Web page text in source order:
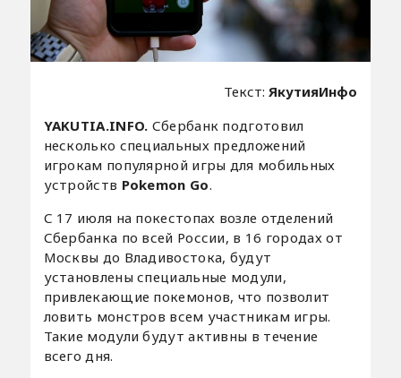
Текст: ЯкутияИнфо
YAKUTIA.INFO. Сбербанк подготовил
несколько специальных предложений
игрокам популярной игры для мобильных
устройств Pokemon Go.
С 17 июля на покестопах возле отделений
Сбербанка по всей России, в 16 городах от
Москвы до Владивостока, будут
установлены специальные модули,
привлекающие покемонов, что позволит
ловить монстров всем участникам игры.
Такие модули будут активны в течение
всего дня.